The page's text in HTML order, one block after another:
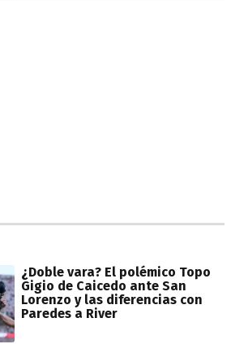
¿Doble vara? El polémico Topo
Gigio de Caicedo ante San
Lorenzo y las diferencias con
Paredes a River